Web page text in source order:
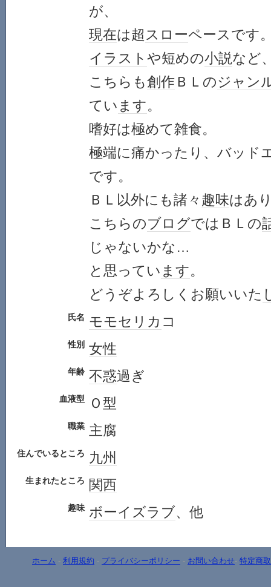
が、
現在は超スローペースです
イラスト や短めの小説など
こちらも創作ＢＬのジャン
てい ます。
嗜好は極めて雑食。
極端に痛かったり、バッド
です。
ＢＬ以外にも諸々 趣味はあ
こちらのブログではＢＬの
じゃないかな…
と思ってい ます。
どうぞよろしくお願いいた
氏名 モモセリカ コ
性別 女性
年齢 不惑過ぎ
血液型 Ｏ型
職業 主腐
住んでいるところ 九州
生まれたところ 関西
趣味 ボーイズラブ、他
ホーム - 利用規約 - プライバシーポリシー - お問い合わせ- 特定商